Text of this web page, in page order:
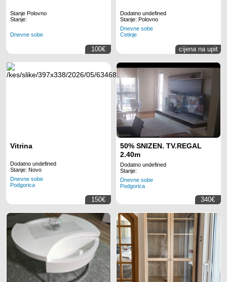
Stanje Polovno
Stanje:
Dnevne sobe
100€
Dodatno undefined
Stanje: Polovno
Dnevne sobe
Cetinje
cijena na upit
Vitrina
Dodatno undefined
Stanje: Novo
Dnevne sobe
Podgorica
150€
50% SNIZEN. TV.REGAL
2.40m
Dodatno undefined
Stanje:
Dnevne sobe
Podgorica
340€